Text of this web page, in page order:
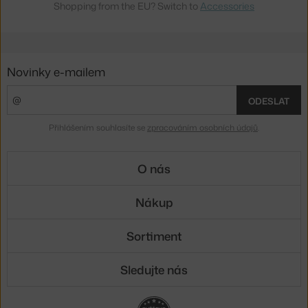
Shopping from the EU? Switch to Accessories
Novinky e-mailem
ODESLAT
Přihlášením souhlasíte se zpracováním osobních údajů
O nás
Nákup
Sortiment
Sledujte nás